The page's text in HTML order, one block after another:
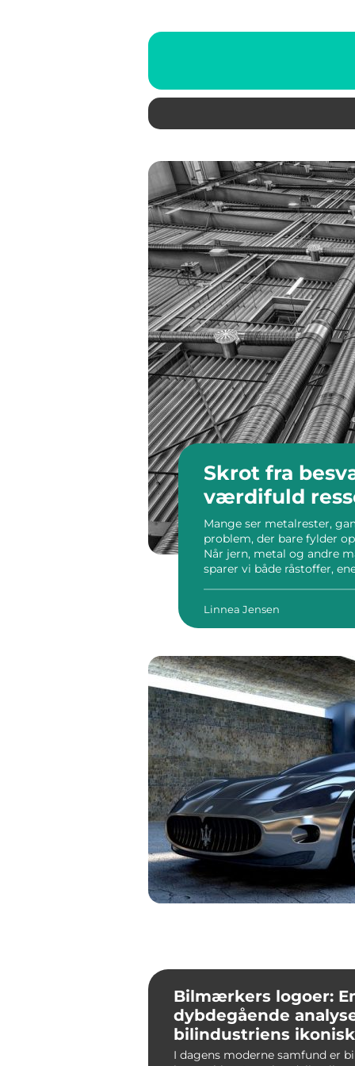
Skrot fra besværligt affald til
værdifuld
Mange ser metalrester,
problem, der bare fylder
Når jern, metal og andre
sparer vi både råstoffer,
Linnea Jensen
Bilmærkers logoer:
dybdegående
bilindustriens
symbolik
I dagens moderne samfund er